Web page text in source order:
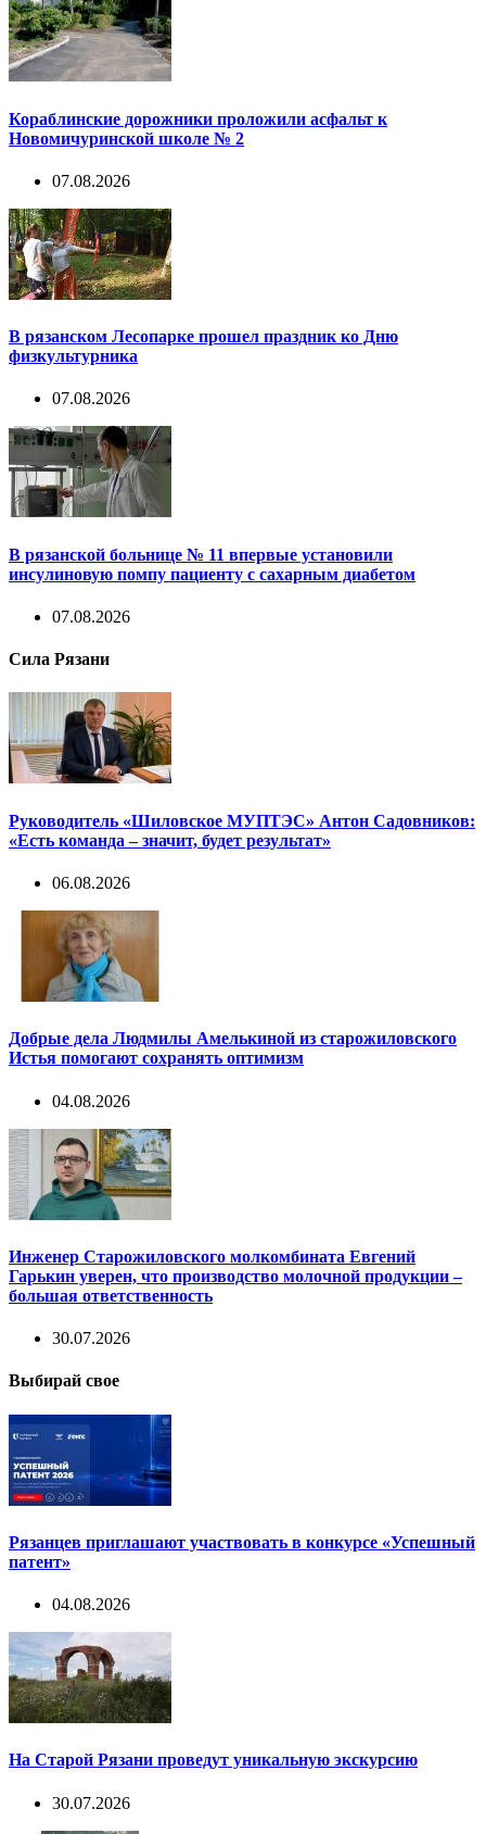
Кораблинские дорожники проложили асфальт к
Новомичуринской школе № 2
07.08.2026
В рязанском Лесопарке прошел праздник ко Дню
физкультурника
07.08.2026
В рязанской больнице № 11 впервые установили
инсулиновую помпу пациенту с сахарным диабетом
07.08.2026
Сила Рязани
Руководитель «Шиловское МУПТЭС» Антон Садовников:
«Есть команда – значит, будет результат»
06.08.2026
Добрые дела Людмилы Амелькиной из старожиловского
Истья помогают сохранять оптимизм
04.08.2026
Инженер Старожиловского молкомбината Евгений
Гарькин уверен, что производство молочной продукции –
большая ответственность
30.07.2026
Выбирай свое
Рязанцев приглашают участвовать в конкурсе «Успешный
патент»
04.08.2026
На Старой Рязани проведут уникальную экскурсию
30.07.2026